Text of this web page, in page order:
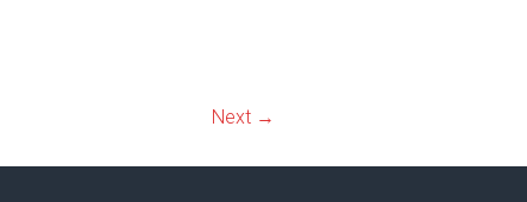
Next →